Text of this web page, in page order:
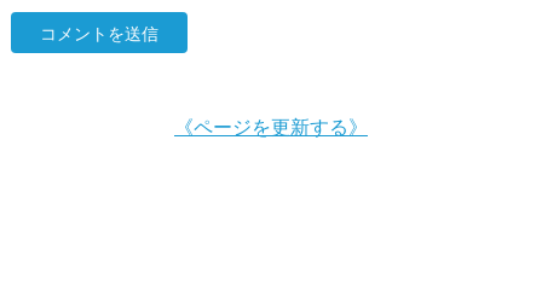
《ページを更新する》